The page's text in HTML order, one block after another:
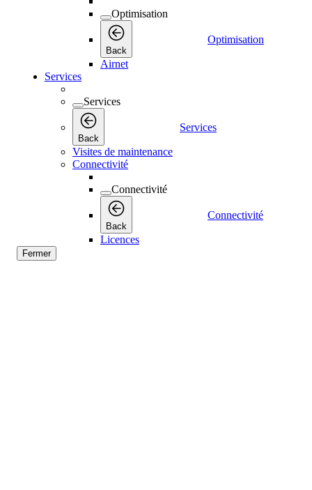
Optimisation
Back
Optimisation
Airnet
Services
Services
Back
Services
Visites de maintenance
Connectivité
Connectivité
Back
Connectivité
Licences
Fermer